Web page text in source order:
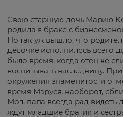
Свою старшую дочь Марию
родила в браке с
Но так уж вышло, что
девочке исполнилось всего
было время, когда отец не
воспитывать наследницу.
окружения знаменитости
время Маруся, наоборот,
Мол, папа всегда рад видеть
ждут младшие братик и